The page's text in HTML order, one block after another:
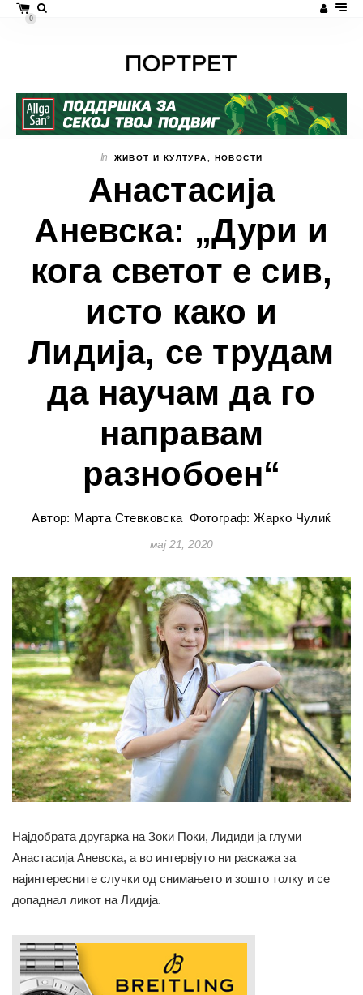
0
In ЖИВОТ И КУЛТУРА НОВОСТИ
Анастасија
Аневска: „Дури и
кога светот е сив,
исто како и
Лидија, се трудам
да научам да го
направам
разнобоен“
Автор: Марта Стевковска Фотограф: Жарко Чулиќ
мај 21, 2020
Најдобрата другарка на Зоки Поки, Лидиди ја глуми
Анастасија Аневска, а во интервјуто ни раскажа за
најинтересните случки од снимањето и зошто толку и се
допаднал ликот на Лидија.